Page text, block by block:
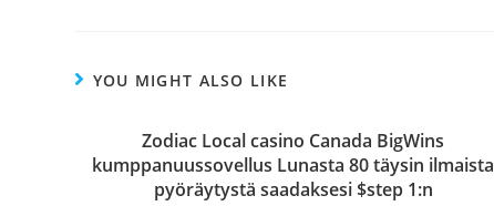
YOU MIGHT ALSO LIKE
Zodiac Local casino Canada BigWins
kumppanuussovellus Lunasta 80 täysin ilmaista
pyöräytystä saadaksesi $step 1:n